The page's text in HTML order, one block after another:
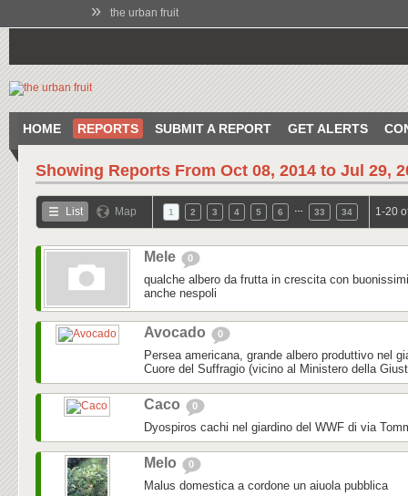
» the urban fruit
HOME REPORTS SUBMIT A REPORT GET ALERTS
Showing Reports From Oct 08, 2014 to Jul 29,
List Map 1 2 3 4 5 6 33 34 1-20
Mele 0
qualche albero da frutta in crescita con
anche nespoli
Avocado 0
Persea americana, grande albero produttivo nel
Cuore del Suffragio (vicino al Ministero della
Caco 0
Dyospiros cachi nel giardino del WWF di via
Melo 0
Malus domestica a cordone un aiuola pubblica